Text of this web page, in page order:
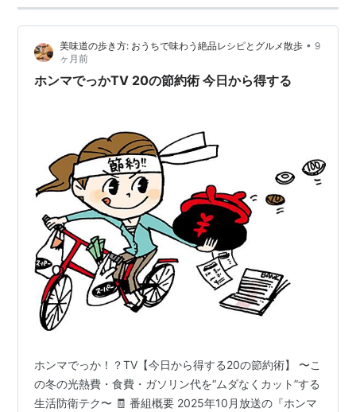
美味道の歩き方: おうちで味わう絶品レシピとグルメ散歩 • 9
ヶ月前
ホンマでっかTV 20の節約術 今日から得する
ホンマでっか！？TV【今日から得する20の節約術】 〜こ
の冬の光熱費・食費・ガソリン代を“ムダなくカット”する
生活防衛テク〜 🧾 番組概要 2025年10月放送の『ホンマ